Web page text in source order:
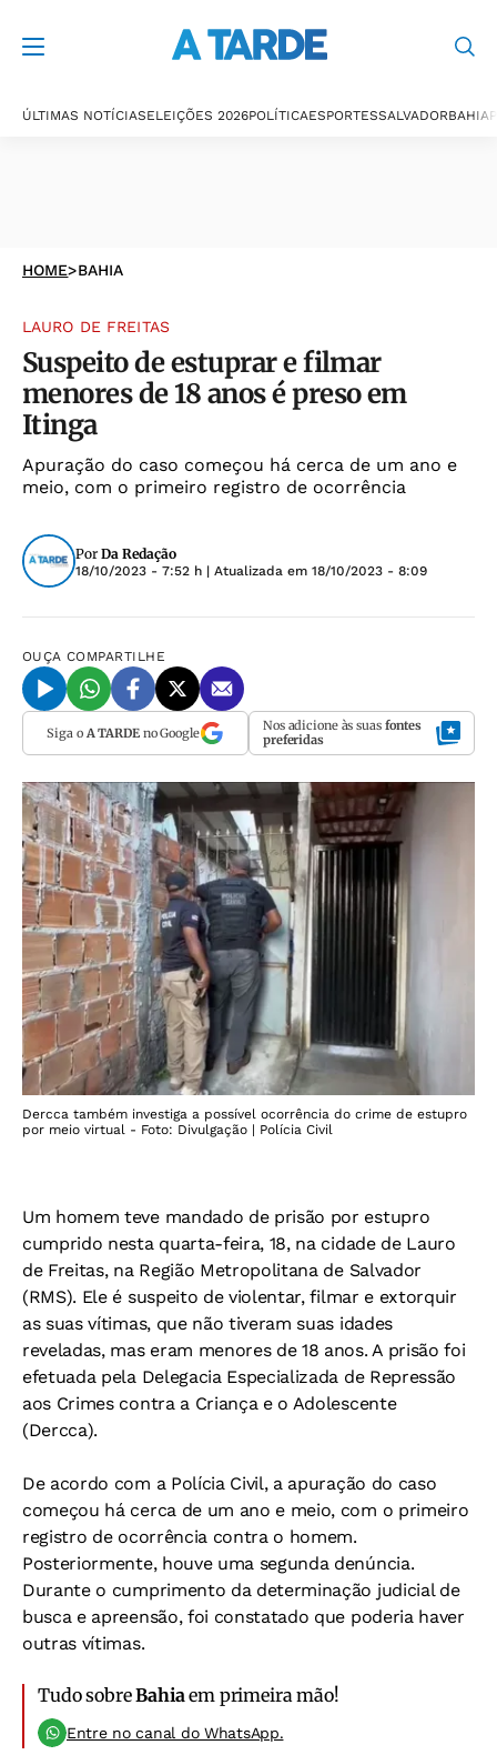
ÚLTIMAS NOTÍCIASELEIÇÕES 2026POLÍTICAESPORTESSALVADORBAHIA
HOME>BAHIA
LAURO DE FREITAS
Suspeito de estuprar e filmar
menores de 18 anos é preso em
Itinga
Apuração do caso começou há cerca de um ano e
meio, com o primeiro registro de ocorrência
Por Da Redação
18/10/2023 - 7:52 h | Atualizada em 18/10/2023 - 8:09
OUÇA COMPARTILHE
Siga o A TARDEno Google Nos adicione às suas fontes
preferidas
Dercca também investiga a possível ocorrência do crime de estupro
por meio virtual - Foto: Divulgação | Polícia Civil
Um homem teve mandado de prisão por estupro
cumprido nesta quarta-feira, 18, na cidade de Lauro
de Freitas, na Região Metropolitana de Salvador
(RMS). Ele é suspeito de violentar, filmar e extorquir
as suas vítimas, que não tiveram suas idades
reveladas, mas eram menores de 18 anos. A prisão foi
efetuada pela Delegacia Especializada de Repressão
aos Crimes contra a Criança e o Adolescente
(Dercca).
De acordo com a Polícia Civil, a apuração do caso
começou há cerca de um ano e meio, com o primeiro
registro de ocorrência contra o homem.
Posteriormente, houve uma segunda denúncia.
Durante o cumprimento da determinação judicial de
busca e apreensão, foi constatado que poderia haver
outras vítimas.
Tudo sobreBahiaem primeira mão!
Entre no canal do WhatsApp.